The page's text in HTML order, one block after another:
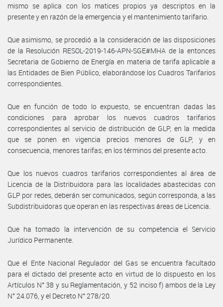
mismo se aplica con los matices propios ya descriptos en la
presente y en razón de la emergencia y el mantenimiento tarifario.
Que asimismo, se procedió a la consideración de las disposiciones
de la Resolución RESOL-2019-146-APN-SGE#MHA de la entonces
Secretaria de Gobierno de Energía en materia de tarifa aplicable a
las Entidades de Bien Público, elaborándose los Cuadros Tarifarios
correspondientes.
Que en función de todo lo expuesto, se encuentran dadas las
condiciones para aprobar los nuevos cuadros tarifarios
correspondientes al servicio de distribución de GLP, en la medida
que se ponen en vigencia precios menores de GLP, y en
consecuencia, menores tarifas; en los términos del presente acto.
Que los nuevos cuadros tarifarios correspondientes al área de
Licencia de la Distribuidora para las localidades abastecidas con
GLP por redes, deberán ser comunicados, según corresponda, a las
Subdistribuidoras que operan en las respectivas áreas de Licencia.
Que ha tomado la intervención de su competencia el Servicio
Jurídico Permanente.
Que el Ente Nacional Regulador del Gas se encuentra facultado
para el dictado del presente acto en virtud de lo dispuesto en los
Artículos N° 38 y su Reglamentación, y 52 inciso f) ambos de la Ley
N° 24.076, y el Decreto N° 278/20.